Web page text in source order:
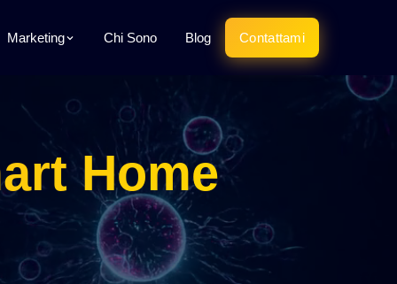
Marketing Chi Sono Blog Contattami
Home